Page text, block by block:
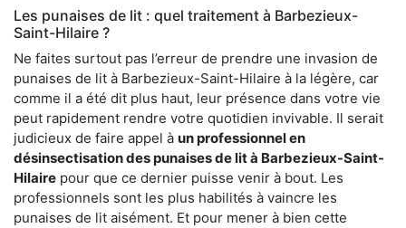
Les punaises de lit : quel traitement à Barbezieux-
Saint-Hilaire ?
Ne faites surtout pas l’erreur de prendre une invasion de
punaises de lit à Barbezieux-Saint-Hilaire à la légère, car
comme il a été dit plus haut, leur présence dans votre vie
peut rapidement rendre votre quotidien invivable. Il serait
judicieux de faire appel à un professionnel en
désinsectisation des punaises de lit à Barbezieux-Saint-
Hilaire pour que ce dernier puisse venir à bout. Les
professionnels sont les plus habilités à vaincre les
punaises de lit aisément. Et pour mener à bien cette